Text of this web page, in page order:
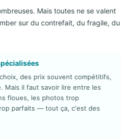
Mais toutes ne se valent
sur du contrefait, du fragile, du
des prix souvent compétitifs,
Mais il faut savoir lire entre les
floues, les photos trop
parfaits — tout ça, c'est des